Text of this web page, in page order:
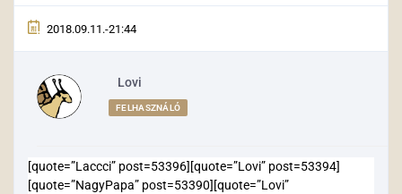
2018.09.11.-21:44
Lovi
FELHASZNÁLÓ
[quote=”Laccci” post=53396][quote=”Lovi” post=53394]
[quote=”NagyPapa” post=53390][quote=”Lovi”